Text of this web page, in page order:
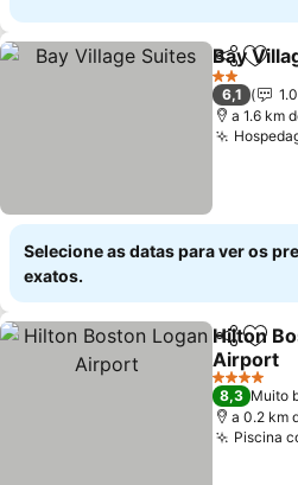
Partilhar
Bay
2 Estrelas
6,1
a 1.6 km
Selecione as datas para ver os
exatos.
Partilhar
Hilton
Airport
Ver preços
4 Estrelas
8,3 Muito
a 0.2 km
Piscina